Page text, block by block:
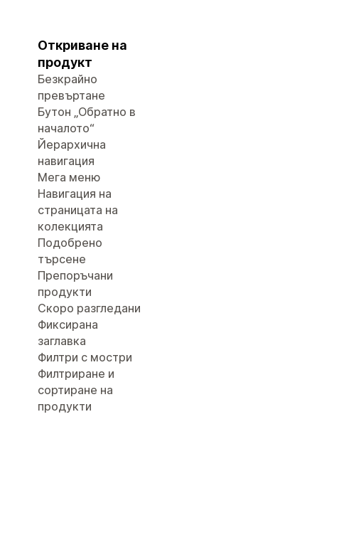
Откриване на
продукт
Безкрайно
превъртане
Бутон „Обратно в
началото“
Йерархична
навигация
Мега меню
Навигация на
страницата на
колекцията
Подобрено
търсене
Препоръчани
продукти
Скоро разгледани
Фиксирана
заглавка
Филтри с мостри
Филтриране и
сортиране на
продукти